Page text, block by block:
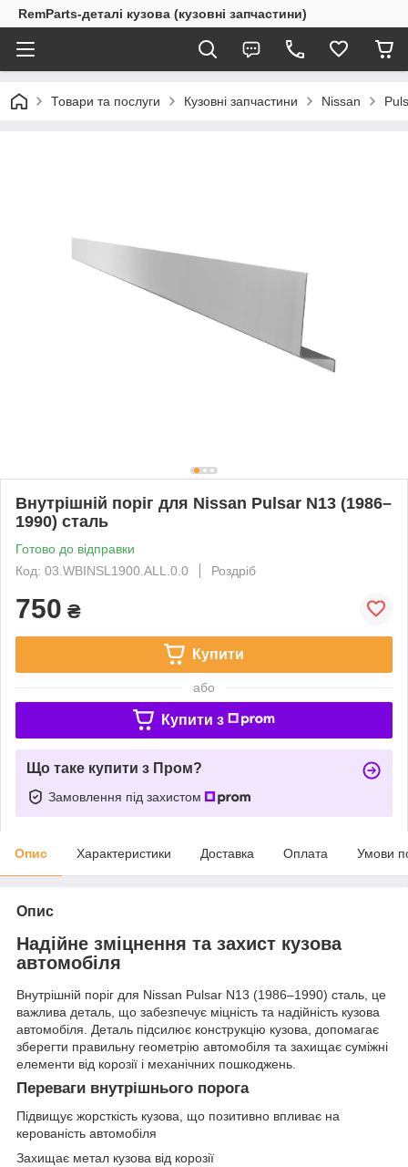
RemParts-деталі кузова (кузовні запчастини)
Товари та послуги Кузовні запчастини Nissan
Внутрішній поріг для Nissan Pulsar N13 (1986–
1990) сталь
Готово до відправки
Код: 03.WBINSL1900.ALL.0.0
Роздріб
750 ₴
Купити
або
Купити з
Що таке купити з Пром?
Замовлення під захистом
Опис Характеристики Доставка Оплата Умови
Опис
Надійне зміцнення та захист кузова
автомобіля
Внутрішній поріг для Nissan Pulsar N13 (1986–1990) сталь, це
важлива деталь, що забезпечує міцність та надійність кузова
автомобіля. Деталь підсилює конструкцію кузова, допомагає
зберегти правильну геометрію автомобіля та захищає суміжні
елементи від корозії і механічних пошкоджень.
Переваги внутрішнього порога
Підвищує жорсткість кузова, що позитивно впливає на
керованість автомобіля
Захищає метал кузова від корозії